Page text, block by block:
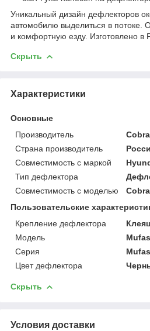
Уникальный дизайн дефлекторов
автомобилю выделиться в потоке.
и комфортную езду. Изготовлено в
Скрыть
Характеристики
Основные
Производитель
Страна производитель
Совместимость с маркой
Тип дефлектора
Совместимость с моделью
Cobra
Пользовательские
Крепление дефлектора
Модель
Серия
Цвет дефлектора
Скрыть
Условия доставки